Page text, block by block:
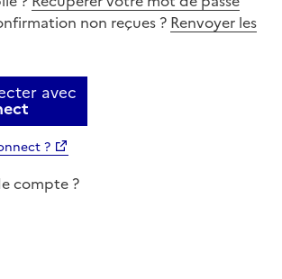
non reçues ? Renvoyer les
avec
?
compte ?